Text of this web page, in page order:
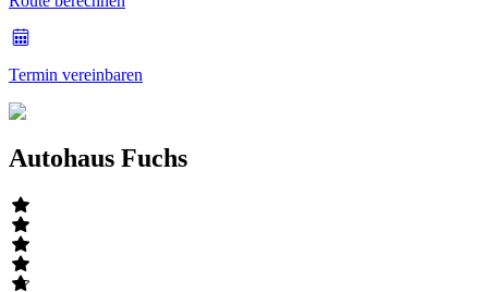
Termin vereinbaren
Autohaus Fuchs